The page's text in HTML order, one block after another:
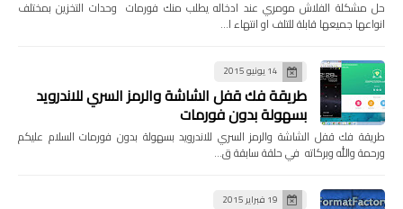
حل مشكلة الفلاش مومري عند ادخاله يطلب منك فورمات وحدات التخزين بمختلف
انواعها جميعها قابلة للتلف او انتهاء ا…
14 يونيو 2015
طريقة فك قفل الشاشة والرمز السري للاندرويد
بسهولة بدون فورمات
طريقة فك قفل الشاشة والرمز السري للاندرويد بسهولة بدون فورمات السلام عليكم
ورحمة والله وبركاته في حلقة سابقة ق…
19 فبراير 2015